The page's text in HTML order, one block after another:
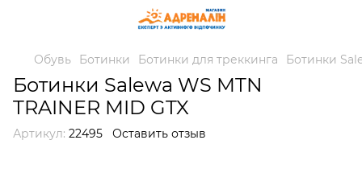
Обувь Ботинки Ботинки для треккинга Ботинки
Ботинки Salewa WS MTN
TRAINER MID GTX
Артикул: 22495 Оставить отзыв